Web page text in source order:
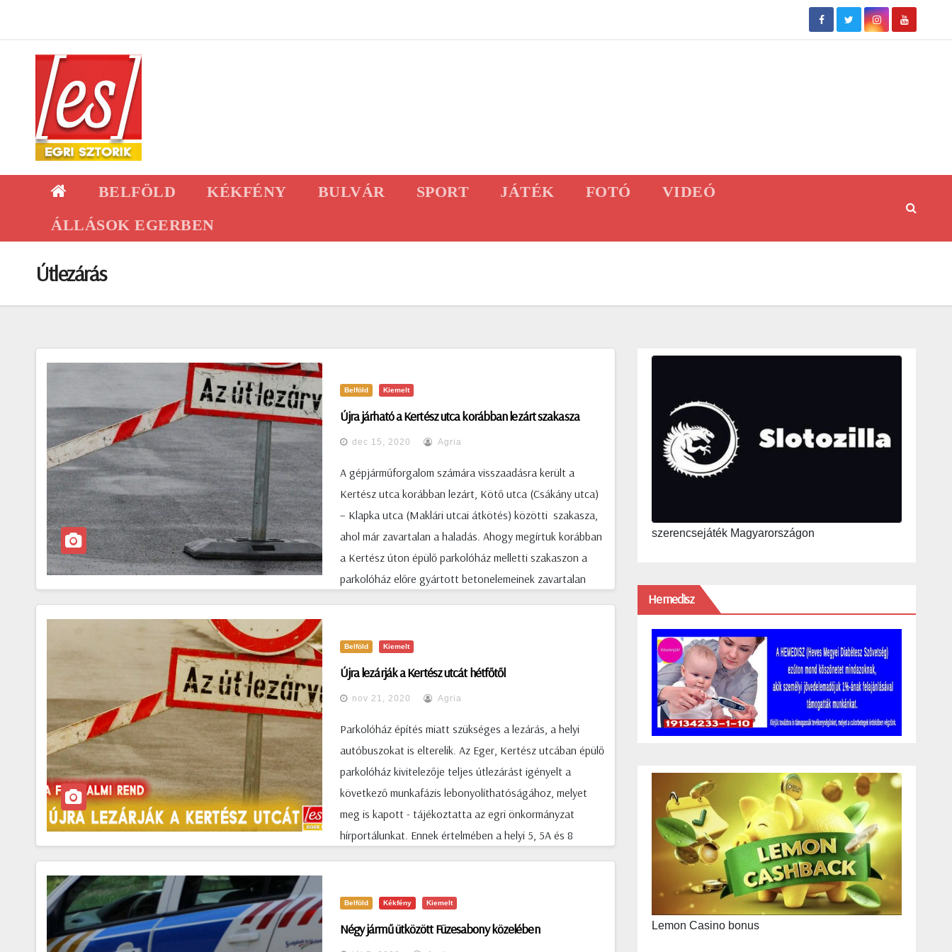
content
BELFÖLD KÉKFÉNY BULVÁR SPORT JÁTÉK FOTÓ
VIDEÓ
ÁLLÁSOK EGERBEN
Útlezárás
Belföld Kiemelt
Újra járható a Kertész utca korábban lezárt szakasza
dec 15, 2020 Agria
A gépjárműforgalom számára visszaadásra került a
Kertész utca korábban lezárt, Kötő utca (Csákány utca)
– Klapka utca (Maklári utcai átkötés) közötti szakasza,
ahol már zavartalan a haladás. Ahogy megírtuk korábban
a Kertész úton épülő parkolóház melletti szakaszon a
parkolóház előre gyártott betonelemeinek zavartalan
Kötő utcák között.
Belföld Kiemelt
Újra lezárják a Kertész utcát hétfőtől
nov 21, 2020 Agria
Parkolóház építés miatt szükséges a lezárás, a helyi
autóbuszokat is elterelik. Az Eger, Kertész utcában épülő
parkolóház kivitelezője teljes útlezárást igényelt a
következő munkafázis lebonyolíthatóságához, melyet
meg is kapott - tájékoztatta az egri önkormányzat
hírportálunkat. Ennek értelmében a helyi 5, 5A és 8
megálló - Hadnagy utca – Maklári út – Szarvas tér,Dél
felé a Klapka György utca – Maklári úti átkötés – Maklári
Belföld Kékfény Kiemelt
Négy jármű ütközött Füzesabony közelében
szerencsejáték Magyarországon
Hemedisz
Lemon Casino bonus